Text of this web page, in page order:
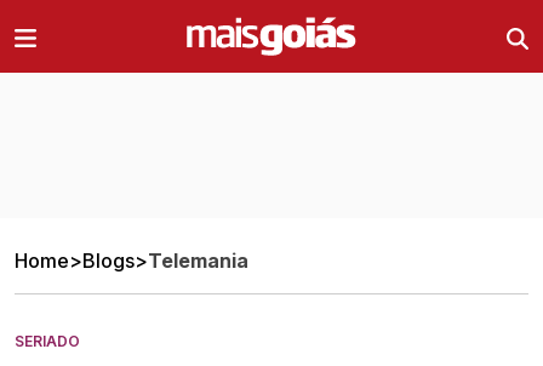
Home>Blogs>Telemania
SERIADO